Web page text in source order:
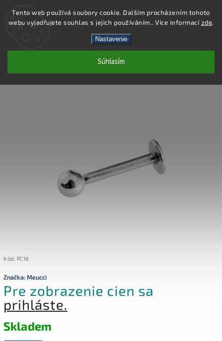
Tento web používá soubory cookie. Dalším procházením tohoto
webu vyjadřujete souhlas s jejich používáním.. Více informacízde.
Nastavenie
Súhlasím
Hľadať
Kód: PC18
Značka:Meucci
Pre zobrazenie cien sa
prihláste.
Skladem